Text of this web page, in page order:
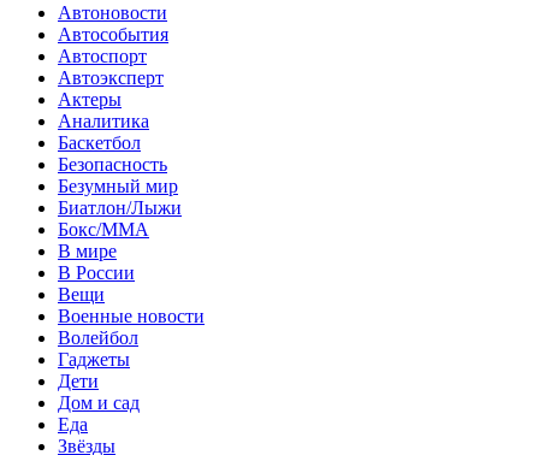
Автоновости
Автособытия
Автоспорт
Автоэксперт
Актеры
Аналитика
Баскетбол
Безопасность
Безумный мир
Биатлон/Лыжи
Бокс/MMA
В мире
В России
Вещи
Военные новости
Волейбол
Гаджеты
Дети
Дом и сад
Еда
Звёзды